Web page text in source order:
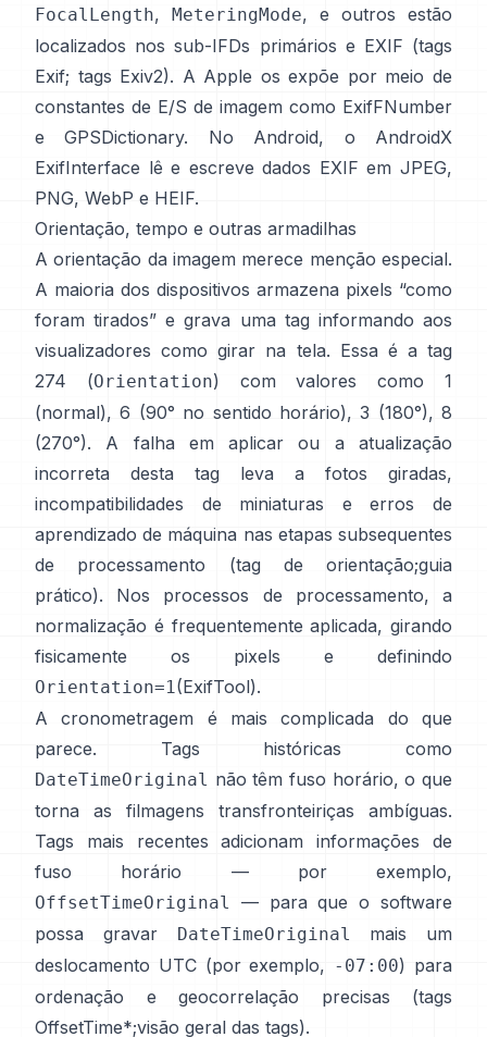
FocalLength, MeteringMode, e outros estão
localizados nos sub-IFDs primários e EXIF (tags
Exif; tags Exiv2). A Apple os expõe por meio de
constantes de E/S de imagem como ExifFNumber
eGPSDictionary. No Android, o AndroidX
ExifInterface lê e escreve dados EXIF em JPEG,
PNG, WebP e HEIF.
Orientação, tempo e outras armadilhas
A orientação da imagem merece menção especial.
A maioria dos dispositivos armazena pixels “como
foram tirados” e grava uma tag informando aos
visualizadores como girar na tela. Essa é a tag
274 (Orientation) com valores como 1
(normal), 6 (90° no sentido horário), 3 (180°), 8
(270°). A falha em aplicar ou a atualização
incorreta desta tag leva a fotos giradas,
incompatibilidades de miniaturas e erros de
aprendizado de máquina nas etapas subsequentes
de processamento (tag de orientação;guia
prático). Nos processos de processamento, a
normalização é frequentemente aplicada, girando
fisicamente os pixels e definindo
Orientation=1(ExifTool).
A cronometragem é mais complicada do que
parece. Tags históricas como
DateTimeOriginal não têm fuso horário, o que
torna as filmagens transfronteiriças ambíguas.
Tags mais recentes adicionam informações de
fuso horário — por exemplo,
OffsetTimeOriginal
— para que o software
possa gravar
DateTimeOriginal
mais um
deslocamento UTC (por exemplo, -07:00) para
ordenação e geocorrelação precisas (tags
OffsetTime*;visão geral das tags).